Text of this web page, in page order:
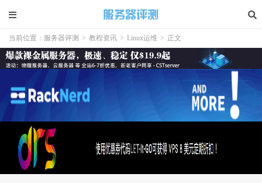
当前位置： 服务器评测 > 教程资讯 > Linux运维 > 正文